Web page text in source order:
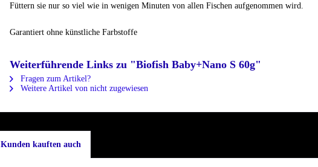
Füttern sie nur so viel wie in wenigen Minuten von allen Fischen aufgenommen wird.
Garantiert ohne künstliche Farbstoffe
Weiterführende Links zu "Biofish Baby+Nano S 60g"
Fragen zum Artikel?
Weitere Artikel von nicht zugewiesen
Kunden kauften auch